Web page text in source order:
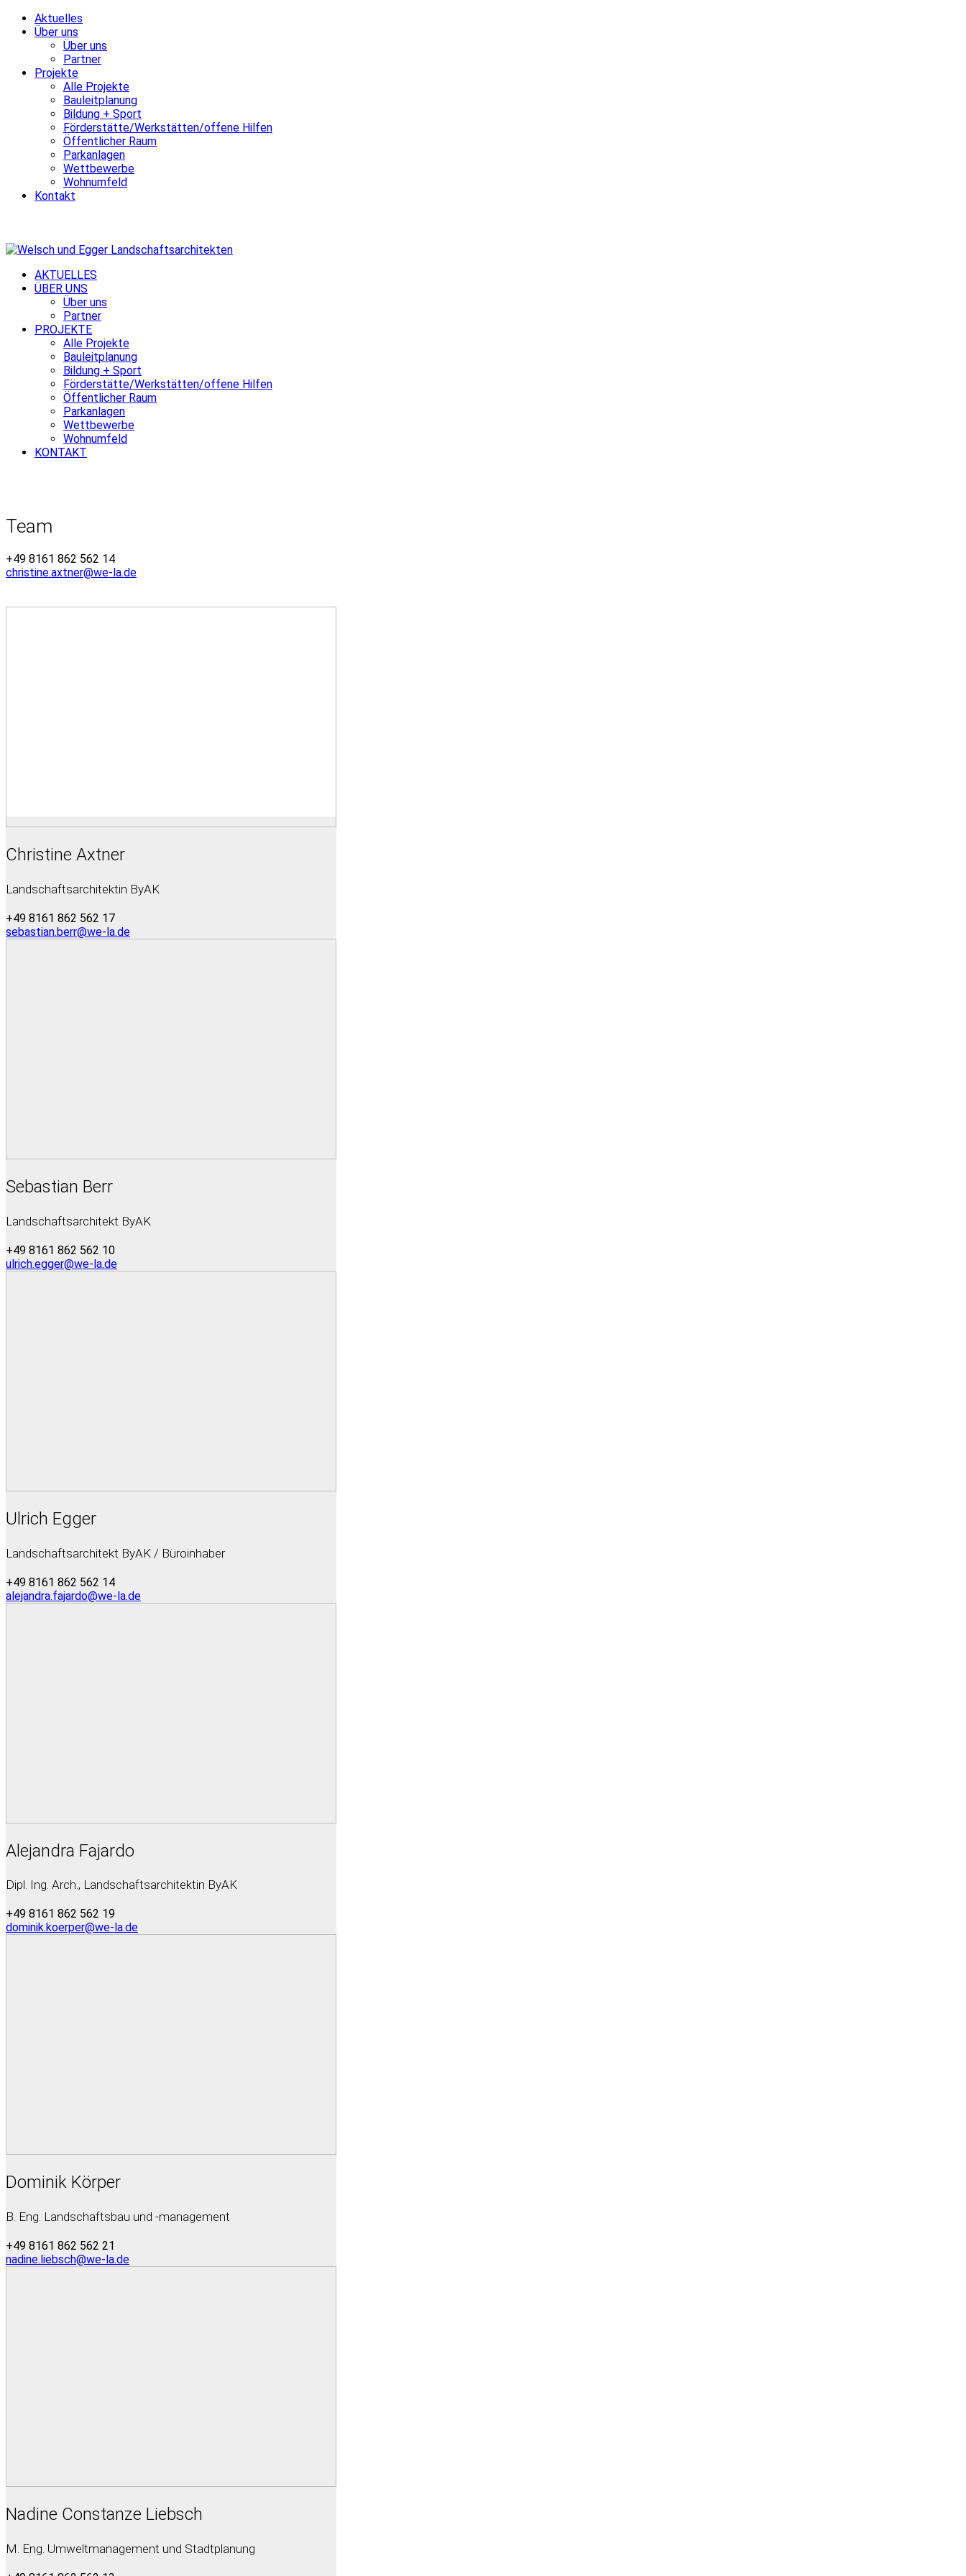
Aktuelles
Über uns
Über uns
Partner
Projekte
Alle Projekte
Bauleitplanung
Bildung + Sport
Förderstätte/Werkstätten/offene Hilfen
Öffentlicher Raum
Parkanlagen
Wettbewerbe
Wohnumfeld
Kontakt
AKTUELLES
ÜBER UNS
Über uns
Partner
PROJEKTE
Alle Projekte
Bauleitplanung
Bildung + Sport
Förderstätte/Werkstätten/offene Hilfen
Öffentlicher Raum
Parkanlagen
Wettbewerbe
Wohnumfeld
KONTAKT
Team
+49 8161 862 562 14
christine.axtner@we-la.de
Christine Axtner
Landschaftsarchitektin ByAK
+49 8161 862 562 17
sebastian.berr@we-la.de
Sebastian Berr
Landschaftsarchitekt ByAK
+49 8161 862 562 10
ulrich.egger@we-la.de
Ulrich Egger
Landschaftsarchitekt ByAK / Büroinhaber
+49 8161 862 562 14
alejandra.fajardo@we-la.de
Alejandra Fajardo
Dipl. Ing. Arch., Landschaftsarchitektin ByAK
+49 8161 862 562 19
dominik.koerper@we-la.de
Dominik Körper
B. Eng. Landschaftsbau und -management
+49 8161 862 562 21
nadine.liebsch@we-la.de
Nadine Constanze Liebsch
M. Eng. Umweltmanagement und Stadtplanung